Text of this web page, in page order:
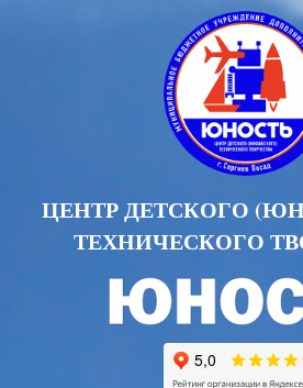
ЦЕНТР ДЕТСКОГО
ТЕХНИЧЕСКОГО